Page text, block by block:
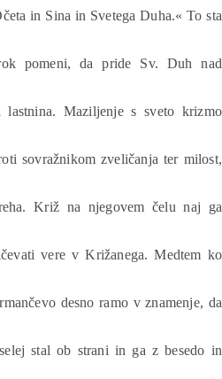
in Sina in Svetega Duha.« To sta
pomeni, da pride Sv. Duh nad
Maziljenje s sveto krizmo
sovražnikom zveličanja ter milost,
Križ na njegovem čelu naj ga
vere v Križanega. Medtem ko
desno ramo v znamenje, da
stal ob strani in ga z besedo in